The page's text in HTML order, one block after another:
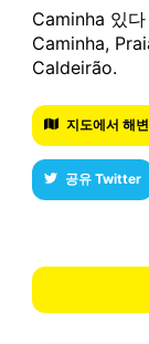
Caminha 있
Caminha,
Caldeirão.
지도에서 해
공유 Twitter